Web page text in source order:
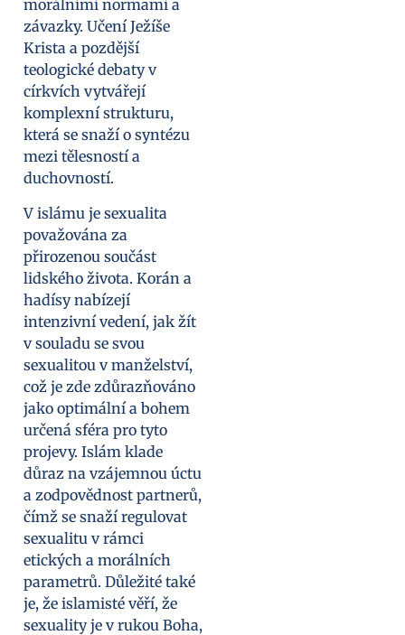
morálními normami a
závazky. Učení Ježíše
Krista a pozdější
teologické debaty v
církvích vytvářejí
komplexní strukturu,
která se snaží o syntézu
mezi tělesností a
duchovností.
V islámu je sexualita
považována za
přirozenou součást
lidského života. Korán a
hadísy nabízejí
intenzivní vedení, jak žít
v souladu se svou
sexualitou v manželství,
což je zde zdůrazňováno
jako optimální a bohem
určená sféra pro tyto
projevy. Islám klade
důraz na vzájemnou úctu
a zodpovědnost partnerů,
čímž se snaží regulovat
sexualitu v rámci
etických a morálních
parametrů. Důležité také
je, že islamisté věří, že
sexuality je v rukou Boha,